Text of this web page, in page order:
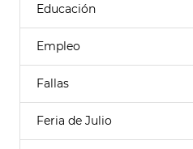
Educación
Empleo
Fallas
Feria de Julio